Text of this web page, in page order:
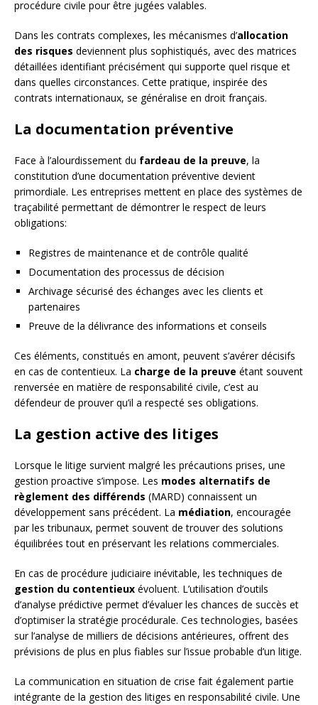
procédure civile pour être jugées valables.
Dans les contrats complexes, les mécanismes d’allocation
des risques deviennent plus sophistiqués, avec des matrices
détaillées identifiant précisément qui supporte quel risque et
dans quelles circonstances. Cette pratique, inspirée des
contrats internationaux, se généralise en droit français.
La documentation préventive
Face à l’alourdissement du fardeau de la preuve, la
constitution d’une documentation préventive devient
primordiale. Les entreprises mettent en place des systèmes de
traçabilité permettant de démontrer le respect de leurs
obligations:
Registres de maintenance et de contrôle qualité
Documentation des processus de décision
Archivage sécurisé des échanges avec les clients et
partenaires
Preuve de la délivrance des informations et conseils
Ces éléments, constitués en amont, peuvent s’avérer décisifs
en cas de contentieux. La charge de la preuve étant souvent
renversée en matière de responsabilité civile, c’est au
défendeur de prouver qu’il a respecté ses obligations.
La gestion active des litiges
Lorsque le litige survient malgré les précautions prises, une
gestion proactive s’impose. Les modes alternatifs de
règlement des différends (MARD) connaissent un
développement sans précédent. La médiation, encouragée
par les tribunaux, permet souvent de trouver des solutions
équilibrées tout en préservant les relations commerciales.
En cas de procédure judiciaire inévitable, les techniques de
gestion du contentieux évoluent. L’utilisation d’outils
d’analyse prédictive permet d’évaluer les chances de succès et
d’optimiser la stratégie procédurale. Ces technologies, basées
sur l’analyse de milliers de décisions antérieures, offrent des
prévisions de plus en plus fiables sur l’issue probable d’un litige.
La communication en situation de crise fait également partie
intégrante de la gestion des litiges en responsabilité civile. Une